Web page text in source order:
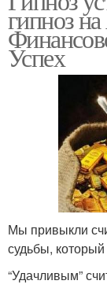
гипноз
Успех
Мы привыкли
судьбы,
“Удачливым”